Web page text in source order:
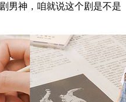
男神，咱就说这个剧是不是